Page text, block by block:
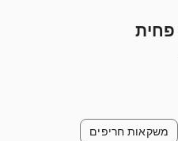
משקאות חריפים